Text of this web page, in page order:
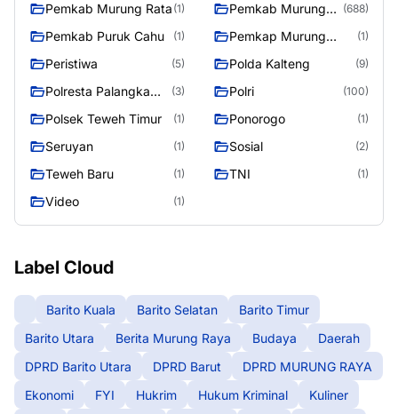
Pemkab Murung Rata (1)
Pemkab Murung
(688)
Pemkab Puruk Cahu (1)
Pemkap Murung
(1)
Peristiwa (5) Polda Kalteng (9)
Polresta Palangka
(3) Polri (100)
Polsek Teweh Timur (1) Ponorogo (1)
Seruyan (1) Sosial (2)
Teweh Baru (1) TNI (1)
Video (1)
Label Cloud
Barito Kuala Barito Selatan
Barito Timur
Barito Utara
Berita Murung Raya Budaya
Daerah
DPRD Barito Utara
DPRD Barut
DPRD MURUNG RAYA
Ekonomi
FYI Hukrim Hukum Kriminal
Kuliner